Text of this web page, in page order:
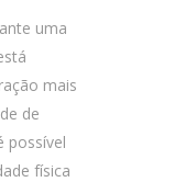
uma
mais
de
possível
física